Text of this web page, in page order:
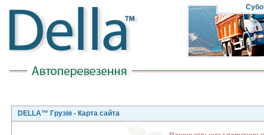
DELLA™ Грузія - Карта сайта